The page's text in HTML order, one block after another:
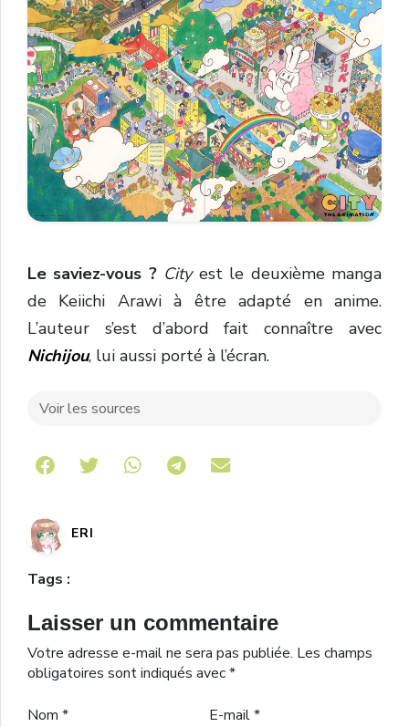
Le saviez-vous ? Cityest le deuxième manga
de Keiichi Arawi à être adapté en anime.
L’auteur s’est d’abord fait connaître avec
Nichijou, lui aussi porté à l’écran.
Voir les sources
Share on Telegram
ERI
Tags :
Laisser un commentaire
Votre adresse e-mail ne sera pas publiée. Les champs
obligatoires sont indiqués avec*
Nom * E-mail*